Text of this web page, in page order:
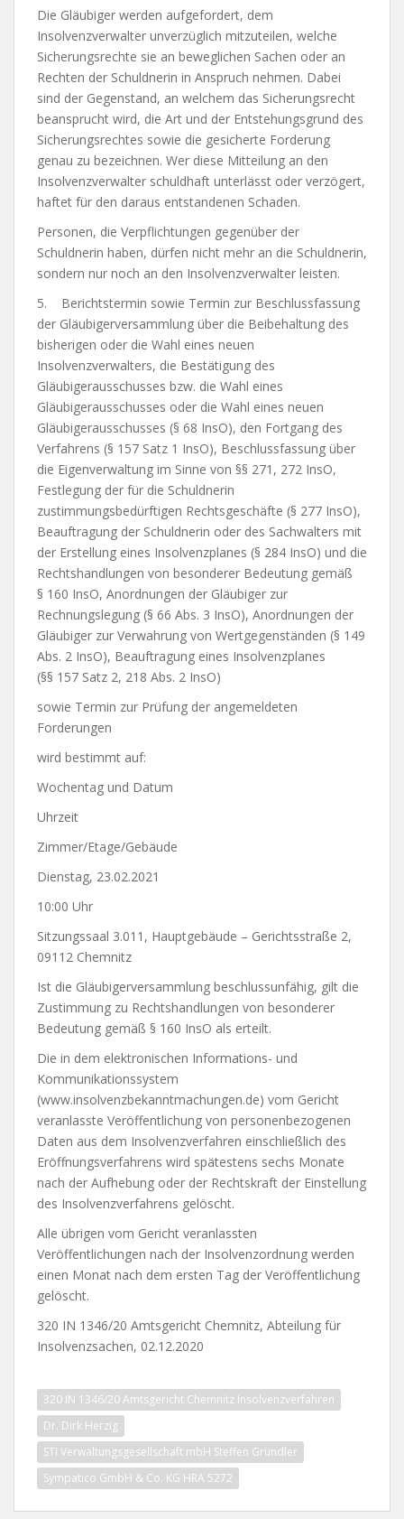
Die Gläubiger werden aufgefordert, dem
Insolvenzverwalter unverzüglich mitzuteilen, welche
Sicherungsrechte sie an beweglichen Sachen oder an
Rechten der Schuldnerin in Anspruch nehmen. Dabei
sind der Gegenstand, an welchem das Sicherungsrecht
beansprucht wird, die Art und der Entstehungsgrund des
Sicherungsrechtes sowie die gesicherte Forderung
genau zu bezeichnen. Wer diese Mitteilung an den
Insolvenzverwalter schuldhaft unterlässt oder verzögert,
haftet für den daraus entstandenen Schaden.
Personen, die Verpflichtungen gegenüber der
Schuldnerin haben, dürfen nicht mehr an die Schuldnerin,
sondern nur noch an den Insolvenzverwalter leisten.
5. Berichtstermin sowie Termin zur Beschlussfassung
der Gläubigerversammlung über die Beibehaltung des
bisherigen oder die Wahl eines neuen
Insolvenzverwalters, die Bestätigung des
Gläubigerausschusses bzw. die Wahl eines
Gläubigerausschusses oder die Wahl eines neuen
Gläubigerausschusses (§ 68 InsO), den Fortgang des
Verfahrens (§ 157 Satz 1 InsO), Beschlussfassung über
die Eigenverwaltung im Sinne von §§ 271, 272 InsO,
Festlegung der für die Schuldnerin
zustimmungsbedürftigen Rechtsgeschäfte (§ 277 InsO),
Beauftragung der Schuldnerin oder des Sachwalters mit
der Erstellung eines Insolvenzplanes (§ 284 InsO) und die
Rechtshandlungen von besonderer Bedeutung gemäß
§ 160 InsO, Anordnungen der Gläubiger zur
Rechnungslegung (§ 66 Abs. 3 InsO), Anordnungen der
Gläubiger zur Verwahrung von Wertgegenständen (§ 149
Abs. 2 InsO), Beauftragung eines Insolvenzplanes
(§§ 157 Satz 2, 218 Abs. 2 InsO)
sowie Termin zur Prüfung der angemeldeten
Forderungen
wird bestimmt auf:
Wochentag und Datum
Uhrzeit
Zimmer/Etage/Gebäude
Dienstag, 23.02.2021
10:00 Uhr
Sitzungssaal 3.011, Hauptgebäude – Gerichtsstraße 2,
09112 Chemnitz
Ist die Gläubigerversammlung beschlussunfähig, gilt die
Zustimmung zu Rechtshandlungen von besonderer
Bedeutung gemäß § 160 InsO als erteilt.
Die in dem elektronischen Informations- und
Kommunikationssystem
(www.insolvenzbekanntmachungen.de) vom Gericht
veranlasste Veröffentlichung von personenbezogenen
Daten aus dem Insolvenzverfahren einschließlich des
Eröffnungsverfahrens wird spätestens sechs Monate
nach der Aufhebung oder der Rechtskraft der Einstellung
des Insolvenzverfahrens gelöscht.
Alle übrigen vom Gericht veranlassten
Veröffentlichungen nach der Insolvenzordnung werden
einen Monat nach dem ersten Tag der Veröffentlichung
gelöscht.
320 IN 1346/20 Amtsgericht Chemnitz, Abteilung für
Insolvenzsachen, 02.12.2020
320 IN 1346/20 Amtsgericht Chemnitz Insolvenzverfahren
Dr. Dirk Herzig
STI Verwaltungsgesellschaft mbH Steffen Gründler
Sympatico GmbH & Co. KG HRA 5272